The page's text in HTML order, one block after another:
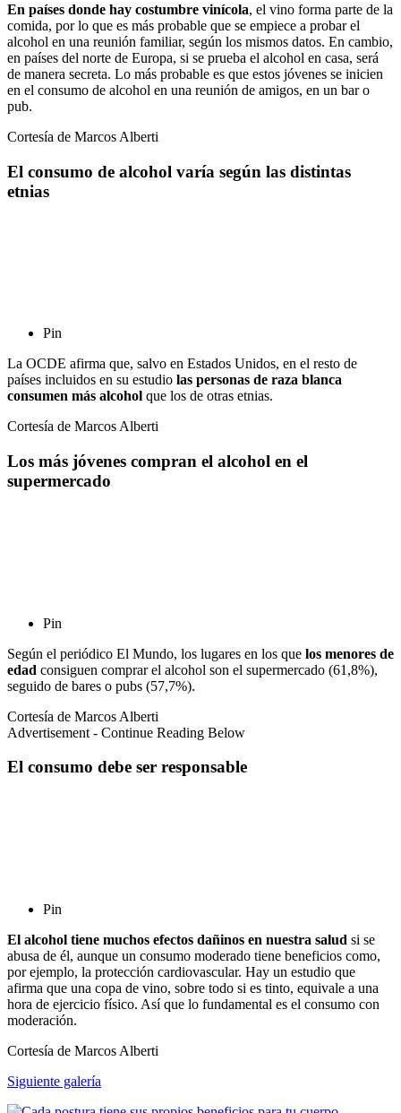
En países donde hay costumbre vinícola, el vino forma parte de la
comida, por lo que es más probable que se empiece a probar el
alcohol en una reunión familiar, según los mismos datos. En cambio,
en países del norte de Europa, si se prueba el alcohol en casa, será
de manera secreta. Lo más probable es que estos jóvenes se inicien
en el consumo de alcohol en una reunión de amigos, en un bar o
pub.
Cortesía de Marcos Alberti
El consumo de alcohol varía según las distintas
etnias
Pin
La OCDE afirma que, salvo en Estados Unidos, en el resto de
países incluidos en su estudio las personas de raza blanca
consumen más alcohol que los de otras etnias.
Cortesía de Marcos Alberti
Los más jóvenes compran el alcohol en el
supermercado
Pin
Según el periódico El Mundo, los lugares en los que los menores de
edad consiguen comprar el alcohol son el supermercado (61,8%),
seguido de bares o pubs (57,7%).
Cortesía de Marcos Alberti
Advertisement - Continue Reading Below
El consumo debe ser responsable
Pin
El alcohol tiene muchos efectos dañinos en nuestra salud si se
abusa de él, aunque un consumo moderado tiene beneficios como,
por ejemplo, la protección cardiovascular. Hay un estudio que
afirma que una copa de vino, sobre todo si es tinto, equivale a una
hora de ejercicio físico. Así que lo fundamental es el consumo con
moderación.
Cortesía de Marcos Alberti
Siguiente galería